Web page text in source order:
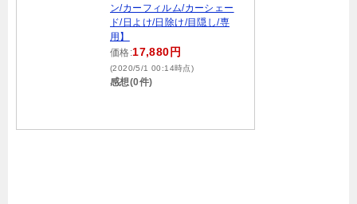
ン/カーフィルム/カーシェー
ド/日よけ/日除け/目隠し/専
用】
価格:17,880円
(2020/5/1 00:14時点)
感想(0件)